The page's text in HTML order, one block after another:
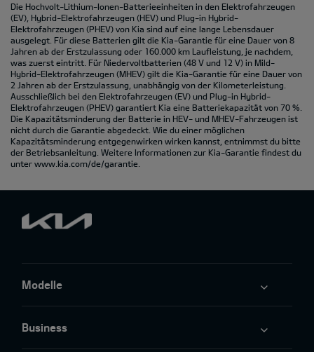
Die Hochvolt-Lithium-Ionen-Batterieeinheiten in den Elektrofahrzeugen
(EV), Hybrid-Elektrofahrzeugen (HEV) und Plug-in Hybrid-
Elektrofahrzeugen (PHEV) von Kia sind auf eine lange Lebensdauer
ausgelegt. Für diese Batterien gilt die Kia-Garantie für eine Dauer von 8
Jahren ab der Erstzulassung oder 160.000 km Laufleistung, je nachdem,
was zuerst eintritt. Für Niedervoltbatterien (48 V und 12 V) in Mild-
Hybrid-Elektrofahrzeugen (MHEV) gilt die Kia-Garantie für eine Dauer von
2 Jahren ab der Erstzulassung, unabhängig von der Kilometerleistung.
Ausschließlich bei den Elektrofahrzeugen (EV) und Plug-in Hybrid-
Elektrofahrzeugen (PHEV) garantiert Kia eine Batteriekapazität von 70 %.
Die Kapazitätsminderung der Batterie in HEV- und MHEV-Fahrzeugen ist
nicht durch die Garantie abgedeckt. Wie du einer möglichen
Kapazitätsminderung entgegenwirken wirken kannst, entnimmst du bitte
der Betriebsanleitung. Weitere Informationen zur Kia-Garantie findest du
unter www.kia.com/de/garantie.
Modelle
Business